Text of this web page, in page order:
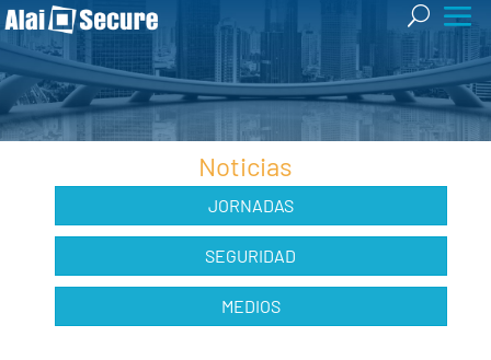
Noticias
JORNADAS
SEGURIDAD
MEDIOS